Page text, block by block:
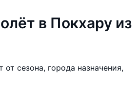
в Покхару из
сезона, города назначения,